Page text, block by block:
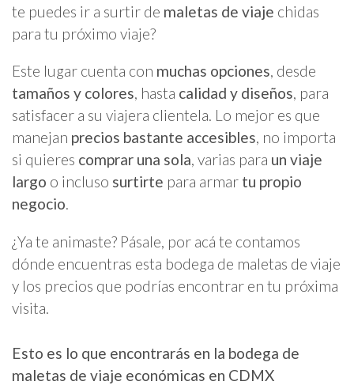
te puedes ir a surtir de maletas de viaje chidas
para tu próximo viaje?
Este lugar cuenta con muchas opciones, desde
tamaños y colores, hasta calidad y diseños, para
satisfacer a su viajera clientela. Lo mejor es que
manejan precios bastante accesibles, no importa
si quieres comprar una sola, varias para un viaje
largo o incluso surtirte para armar tu propio
negocio.
¿Ya te animaste? Pásale, por acá te contamos
dónde encuentras esta bodega de maletas de viaje
y los precios que podrías encontrar en tu próxima
visita.
Esto es lo que encontrarás en la bodega de
maletas de viaje económicas en CDMX